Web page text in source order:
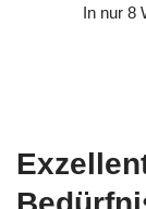
In nur 8